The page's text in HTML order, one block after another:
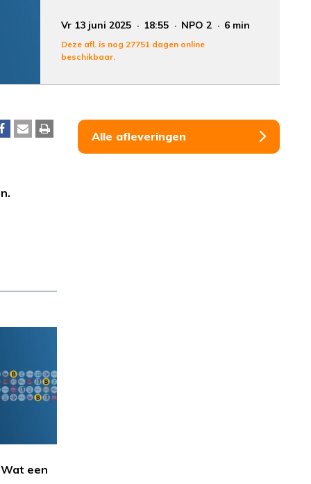
Vr 13 juni 2025 18:55 NPO 2 6 min
Deze afl. is nog 27751 dagen online
beschikbaar.
een
Alle afleveringen